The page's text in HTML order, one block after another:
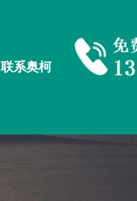
联系奥柯